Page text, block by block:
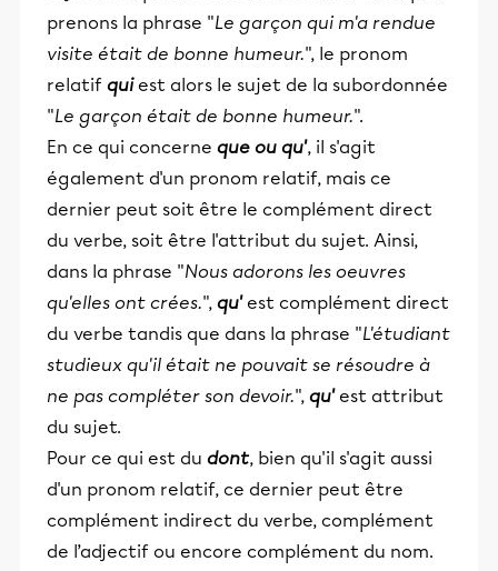
prenons la phrase "Le garçon qui m'a rendue
visite était de bonne humeur.", le pronom
relatif qui est alors le sujet de la subordonnée
"Le garçon était de bonne humeur.".
En ce qui concerne que ou qu', il s'agit
également d'un pronom relatif, mais ce
dernier peut soit être le complément direct
du verbe, soit être l'attribut du sujet. Ainsi,
dans la phrase "Nous adorons les oeuvres
qu'elles ont crées.", qu'est complément direct
du verbe tandis que dans la phrase "L'étudiant
studieux qu'il était ne pouvait se résoudre à
ne pas compléter son devoir.", qu'est attribut
du sujet.
Pour ce qui est du dont, bien qu'il s'agit aussi
d'un pronom relatif, ce dernier peut être
complément indirect du verbe, complément
de l’adjectif ou encore complément du nom.